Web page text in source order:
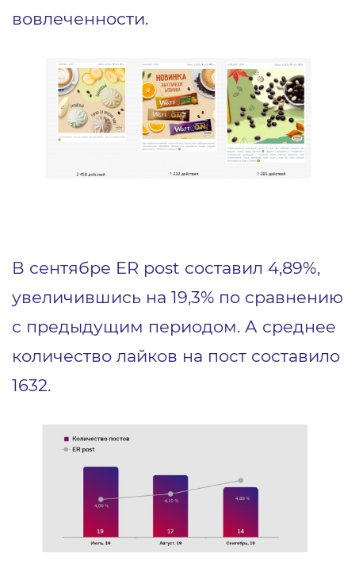
вовлеченности.
В сентябре ER post составил 4,89%,
увеличившись на 19,3% по сравнению
с предыдущим периодом. А среднее
количество лайков на пост составило
1632.